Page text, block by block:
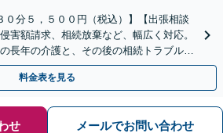
０分５，５００円（税込）】【出張相談
害額請求、相続放棄など、幅広く対応。
長年の介護と、その後の相続トラブルを
は一度ご相談ください。
料金表を見る
せ メールでお問い合わせ